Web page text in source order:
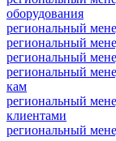
оборудования
региональный
региональный
региональный
региональный
кам
региональный
клиентами
региональный